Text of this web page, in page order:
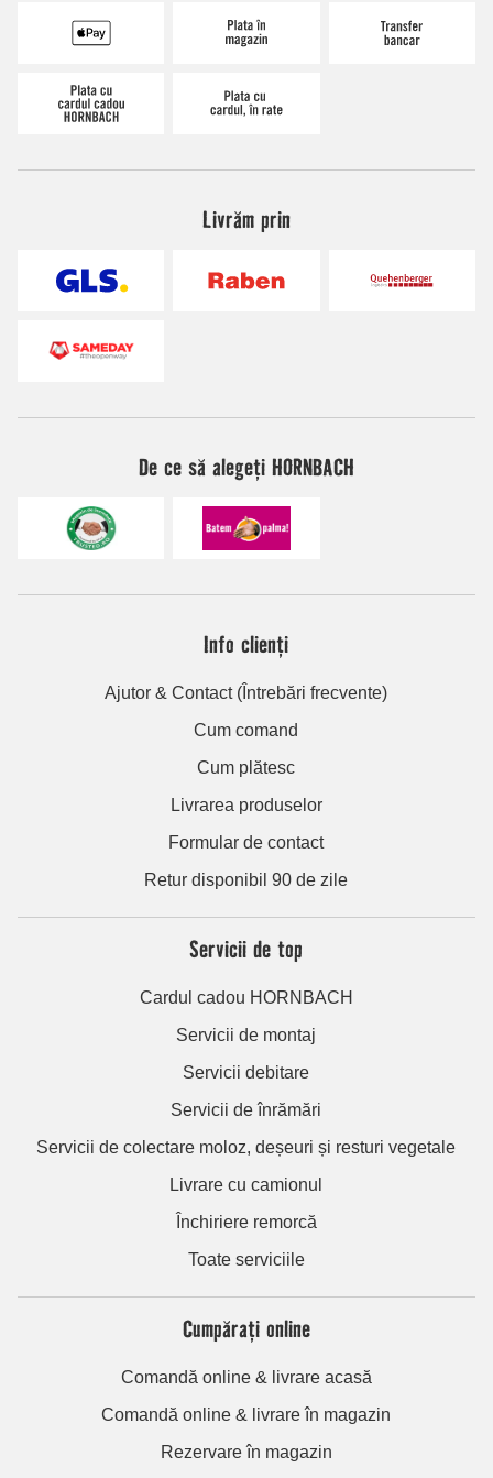
Livrăm prin
De ce să alegeți HORNBACH
Info clienți
Ajutor & Contact (Întrebări frecvente)
Cum comand
Cum plătesc
Livrarea produselor
Formular de contact
Retur disponibil 90 de zile
Servicii de top
Cardul cadou HORNBACH
Servicii de montaj
Servicii debitare
Servicii de înrămări
Servicii de colectare moloz, deșeuri și resturi vegetale
Livrare cu camionul
Închiriere remorcă
Toate serviciile
Cumpărați online
Comandă online & livrare acasă
Comandă online & livrare în magazin
Rezervare în magazin